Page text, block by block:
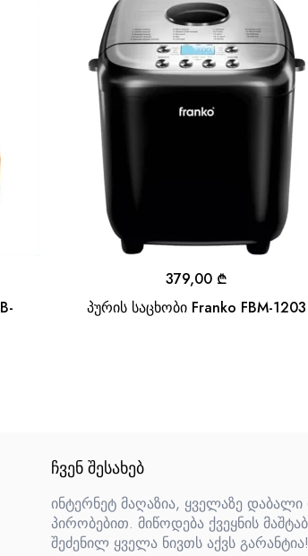
პურის საცხობი Franko FBM-1203
379,00 ₾
ᲩᲕᲔᲜ ᲨᲔᲡᲐᲮᲔᲑ
ინტერნეტ მაღაზია, ყველაზე
პირობებით. მიწოდება ქვეყნის
შეძენილ ყველა ნივთს აქვს გარანტია!